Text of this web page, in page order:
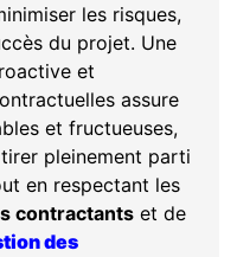
les risques,
du projet. Une
et
assure
et fructueuses,
pleinement parti
en respectant les
contractants et de
des